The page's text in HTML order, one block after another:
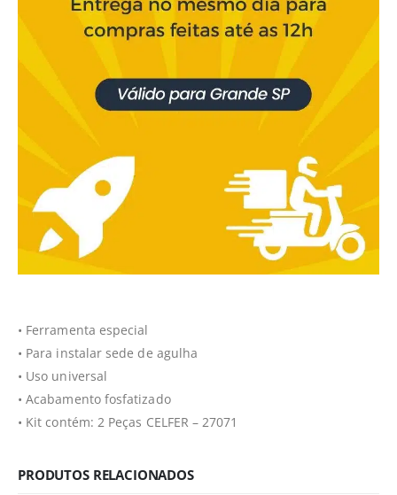
• Ferramenta especial
• Para instalar sede de agulha
• Uso universal
• Acabamento fosfatizado
• Kit contém: 2 Peças CELFER – 27071
PRODUTOS RELACIONADOS